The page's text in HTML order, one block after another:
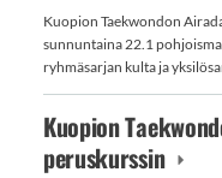
Kuopion Taekwondon
sunnuntaina 22.1
ryhmäsarjan kulta ja
Kuopion
peruskurssin